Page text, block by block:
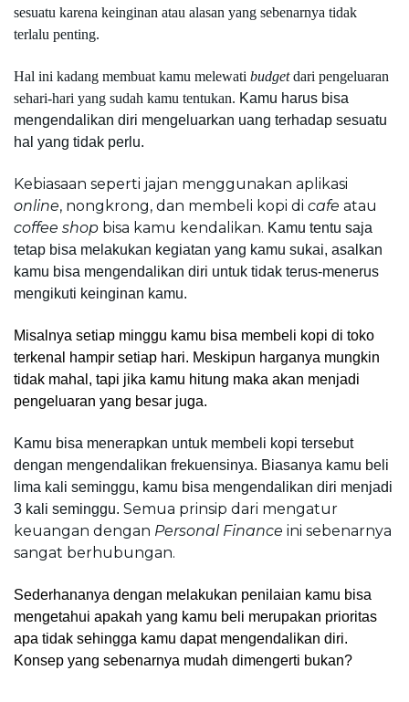
sesuatu karena keinginan atau alasan yang sebenarnya tidak
terlalu penting.
Hal ini kadang membuat kamu melewati budget dari pengeluaran
sehari-hari yang sudah kamu tentukan. Kamu harus bisa
mengendalikan diri mengeluarkan uang terhadap sesuatu
hal yang tidak perlu.
online, nongkrong, dan membeli kopi di cafe
coffee shop bisa kamu kendalikan. Kamu tentu saja
tetap bisa melakukan kegiatan yang kamu sukai, asalkan
kamu bisa mengendalikan diri untuk tidak terus-menerus
mengikuti keinginan kamu.
Misalnya setiap minggu kamu bisa membeli kopi di toko
terkenal hampir setiap hari. Meskipun harganya mungkin
tidak mahal, tapi jika kamu hitung maka akan menjadi
pengeluaran yang besar juga.
Kamu bisa menerapkan untuk membeli kopi tersebut
dengan mengendalikan frekuensinya. Biasanya kamu beli
lima kali seminggu, kamu bisa mengendalikan diri menjadi
3 kali seminggu. Semua prinsip dari mengatur
keuangan dengan Personal Finance ini sebenarnya
sangat berhubungan.
Sederhananya dengan melakukan penilaian kamu bisa
mengetahui apakah yang kamu beli merupakan prioritas
apa tidak sehingga kamu dapat mengendalikan diri.
Konsep yang sebenarnya mudah dimengerti bukan?